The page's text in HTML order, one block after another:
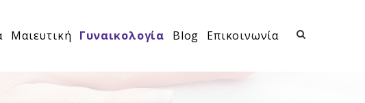
Μαιευτική Γυναικολογία Blog Επικοινωνία